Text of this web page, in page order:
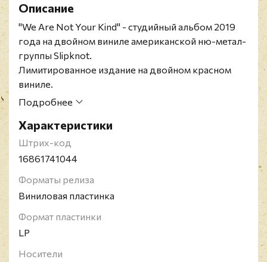
Описание
"We Are Not Your Kind" - студийный альбом 2019
года на двойном виниле американской ню-метал-
группы Slipknot.
Лимитированное издание на двойном красном
виниле.
Slipknot - американская ню-метал-группа,
Альбомы группы получили статус платиновых,
всего продано более 30 млн копий по всему миру.
В 2006 году группа получила свою единственную
известен тем, что его участники на концертах,
фотосессиях и интервью носят маски и
специальные комбинезоны. Маски
видоизменяются с выходом нового альбома.
Подробнее
Характеристики
Штрих-код
16861741044
Форматы релиза
Виниловая пластинка
Формат пластинки
LP
Носители